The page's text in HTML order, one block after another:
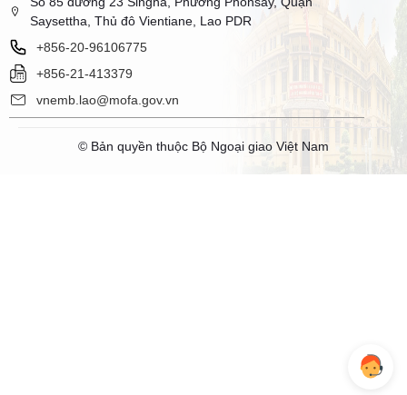
Saysettha, Thủ đô Vientiane, Lao PDR
+856-20-96106775
+856-21-413379
vnemb.lao@mofa.gov.vn
© Bản quyền thuộc Bộ Ngoại giao Việt Nam